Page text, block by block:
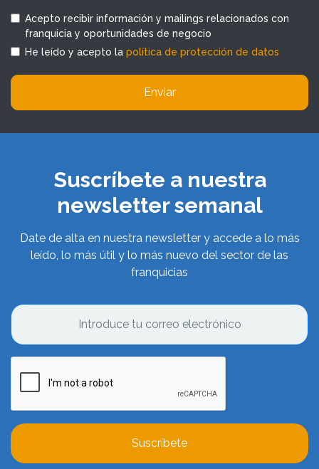
Acepto recibir información y mailings relacionados con
franquicia y oportunidades de negocio
He leído y acepto la política de protección de datos
Enviar
Suscríbete a nuestra
newsletter semanal
Date de alta en nuestra newsletter y accede a lo más
leído, lo más útil y lo más nuevo del sector de las
franquicias
Suscríbete